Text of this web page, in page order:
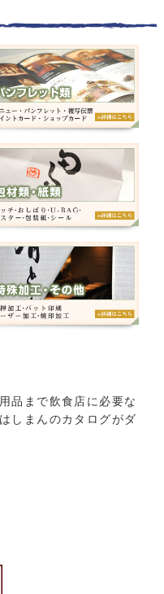
品まで飲食店に必要な
しまんのカタログがダ